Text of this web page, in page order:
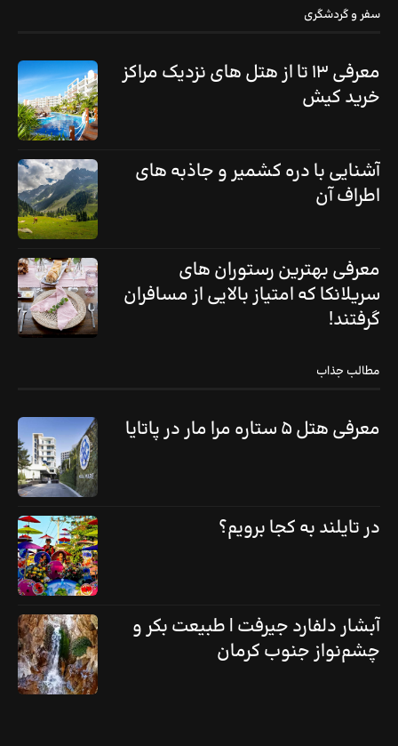
سفر و گردشگری
معرفی ۱۳ تا از هتل های نزدیک مراکز
خرید کیش
آشنایی با دره کشمیر و جاذبه های
اطراف آن
معرفی بهترین رستوران‌ های
سریلانکا که امتیاز بالایی از مسافران
گرفتند!
مطالب جذاب
معرفی هتل ۵ ستاره مرا مار در پاتایا
در تایلند به کجا برویم؟
آبشار دلفارد جیرفت | طبیعت بکر و
چشم‌نواز جنوب کرمان